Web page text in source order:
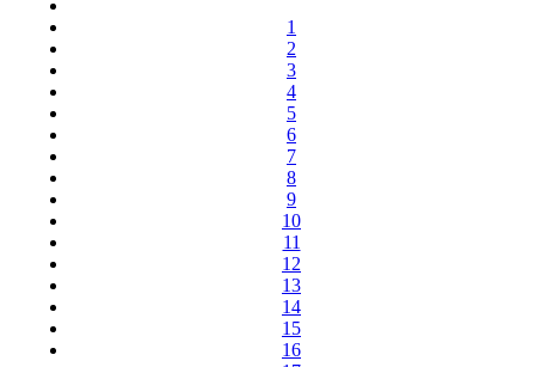
1
2
3
4
5
6
7
8
9
10
11
12
13
14
15
16